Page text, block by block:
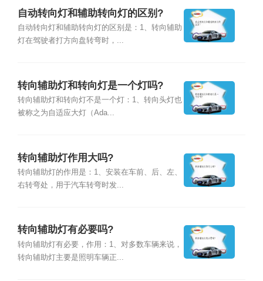
自动转向灯和辅助转向灯的区别?
自动转向灯和辅助转向灯的区别是：1、转向辅助
灯在驾驶者打方向盘转弯时，...
转向辅助灯和转向灯是一个灯吗?
转向辅助灯和转向灯不是一个灯：1、转向头灯也
被称之为自适应大灯（Ada...
转向辅助灯作用大吗?
转向辅助灯的作用是：1、安装在车前、后、左、
右转弯处，用于汽车转弯时发...
转向辅助灯有必要吗?
转向辅助灯有必要，作用：1、对多数车辆来说，
转向辅助灯主要是照明车辆正...